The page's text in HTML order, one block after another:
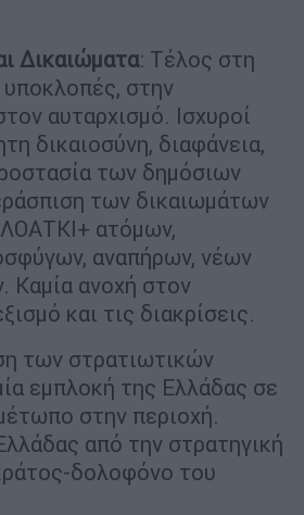
Δικαιώματα: Τέλος στη
στην
αυταρχισμό. Ισχυροί
δικαιοσύνη, διαφάνεια,
των δημόσιων
των δικαιωμάτων
ατόμων,
αναπήρων, νέων
Καμία ανοχή στον
και τις διακρίσεις.
των στρατιωτικών
εμπλοκή της Ελλάδας σε
στην περιοχή.
από την στρατηγική
δολοφόνο του